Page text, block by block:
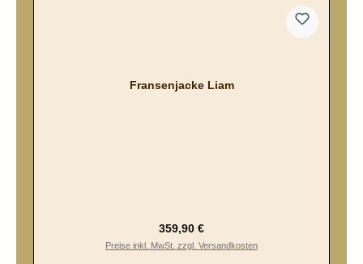
Fransenjacke Liam
Regulärer Preis:
359,90 €
Preise inkl. MwSt. zzgl. Versandkosten